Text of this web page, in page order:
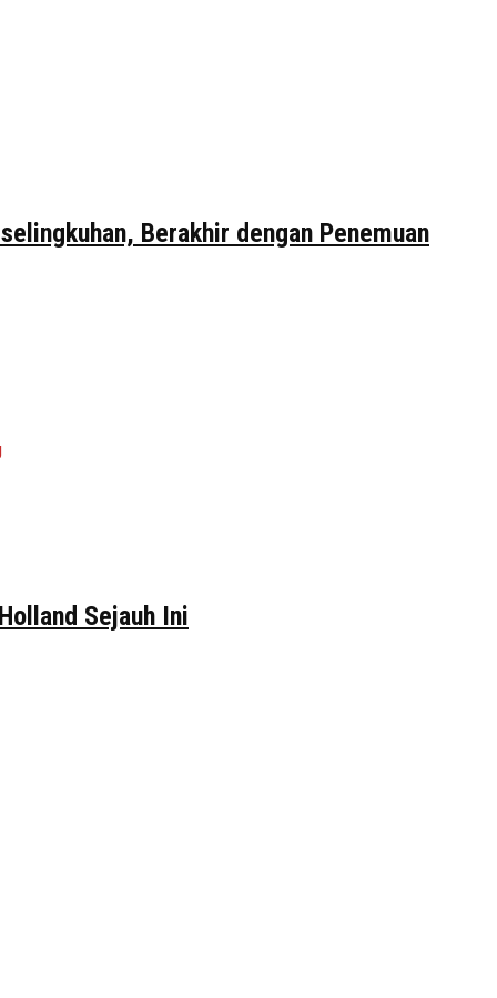
Berakhir dengan Penemuan
Sejauh Ini